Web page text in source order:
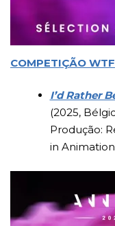
COMPETIÇÃO WTF
I’d Rather
(2025,
Produção:
in Animation